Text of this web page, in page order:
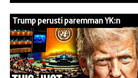
Trump perusti paremman YK:n